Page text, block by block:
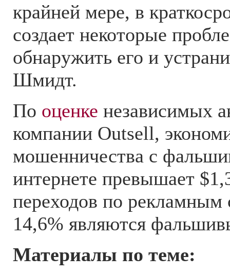
крайней мере, в
создает некоторые
обнаружить его и
Шмидт.
По оценке независимых
компании Outsell,
мошенничества с
интернете превышает
переходов по рекламным
14,6% являются
Материалы по теме: